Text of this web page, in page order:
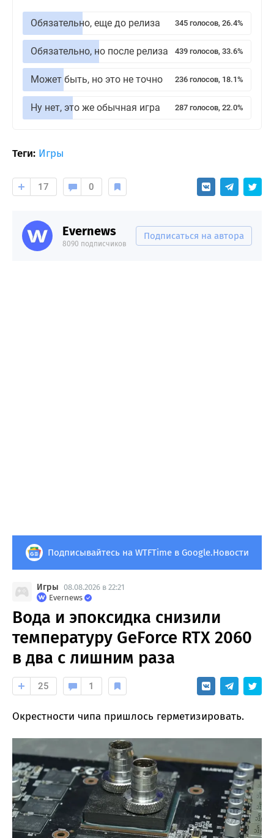
Обязательно, еще до релиза 345 голосов, 26.4%
Обязательно, но после релиза 439 голосов, 33.6%
Может быть, но это не точно 236 голосов, 18.1%
Ну нет, это же обычная игра 287 голосов, 22.0%
Теги: Игры
17 0
Evernews
8090 подписчиков
Подписаться на автора
Подписывайтесь на WTFTime в Google.Новости
Игры 08.08.2026 в 22:21
Evernews
Вода и эпоксидка снизили
температуру GeForce RTX 2060
в два с лишним раза
25 1
Окрестности чипа пришлось герметизировать.